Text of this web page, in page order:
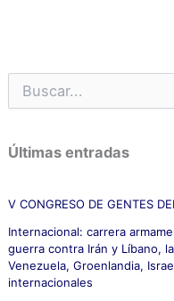
u
c
a
p
r
:
Últimas entradas
V CONGRESO DE GENTES
Internacional: carrera
guerra contra Irán y Líbano,
Venezuela, Groenlandia,
internacionales